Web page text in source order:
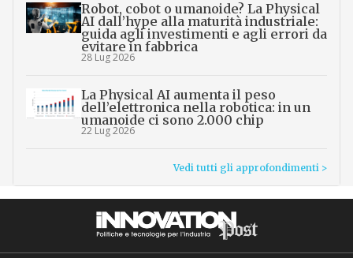
Robot, cobot o umanoide? La Physical
AI dall’hype alla maturità industriale:
guida agli investimenti e agli errori da
evitare in fabbrica
28 Lug 2026
La Physical AI aumenta il peso
dell’elettronica nella robotica: in un
umanoide ci sono 2.000 chip
22 Lug 2026
Vedi tutti gli approfondimenti >